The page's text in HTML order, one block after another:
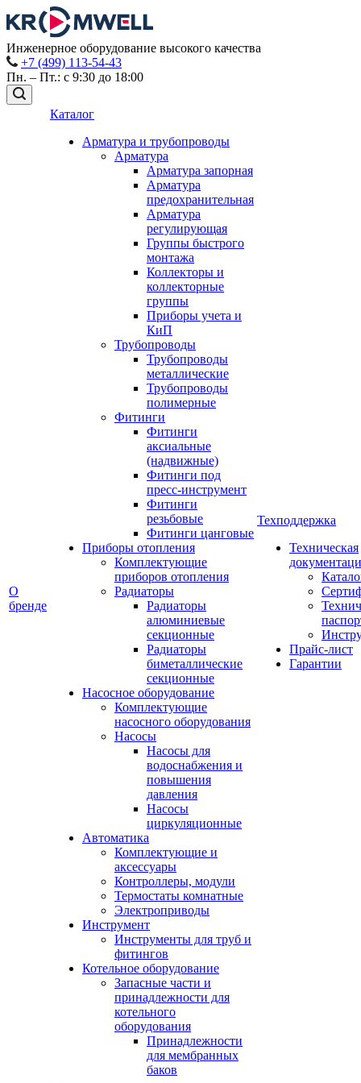
Инженерное оборудование высокого качества
+7 (499) 113-54-43
Пн. – Пт.: с 9:30 до 18:00
О
бренде
Каталог
Арматура и трубопроводы
Арматура
Арматура запорная
Арматура
предохранительная
Арматура
регулирующая
Группы быстрого
монтажа
Коллекторы и
коллекторные
группы
Приборы учета и
КиП
Трубопроводы
Трубопроводы
металлические
Трубопроводы
полимерные
Фитинги
Фитинги
аксиальные
(надвижные)
Фитинги под
пресс-инструмент
Фитинги
резьбовые
Фитинги цанговые
Приборы отопления
Комплектующие
приборов отопления
Радиаторы
Радиаторы
алюминиевые
секционные
Радиаторы
биметаллические
секционные
Насосное оборудование
Комплектующие
насосного оборудования
Насосы
Насосы для
водоснабжения и
повышения
давления
Насосы
циркуляционные
Автоматика
Комплектующие и
аксессуары
Контроллеры, модули
Термостаты комнатные
Электроприводы
Инструмент
Инструменты для труб и
фитингов
Котельное оборудование
Запасные части и
принадлежности для
котельного
оборудования
Принадлежности
для мембранных
баков
Техподдержка
Техническая
Прайс-лист
Гарантии